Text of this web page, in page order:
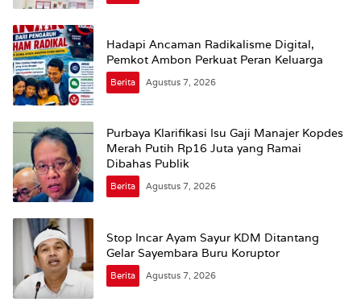
Hadapi Ancaman Radikalisme Digital,
Pemkot Ambon Perkuat Peran Keluarga
Berita Agustus 7, 2026
Purbaya Klarifikasi Isu Gaji Manajer Kopdes
Merah Putih Rp16 Juta yang Ramai
Dibahas Publik
Berita Agustus 7, 2026
Stop Incar Ayam Sayur KDM Ditantang
Gelar Sayembara Buru Koruptor
Berita Agustus 7, 2026